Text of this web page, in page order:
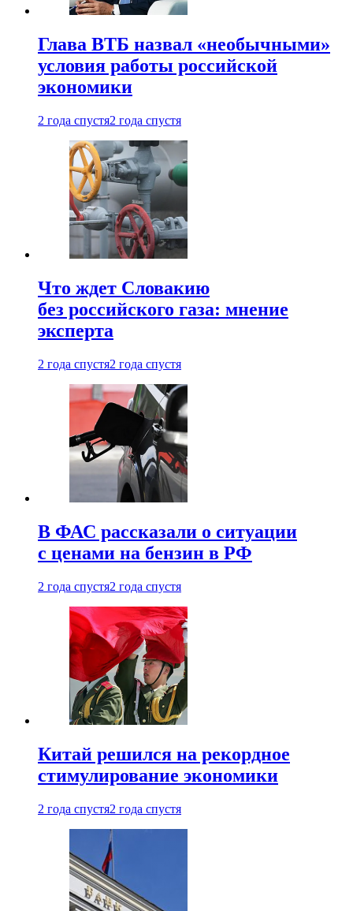
Глава ВТБ назвал «необычными»
условия работы российской
экономики
2 года спустя2 года спустя
Что ждет Словакию
без российского газа: мнение
эксперта
2 года спустя2 года спустя
В ФАС рассказали о ситуации
с ценами на бензин в РФ
2 года спустя2 года спустя
Китай решился на рекордное
стимулирование экономики
2 года спустя2 года спустя